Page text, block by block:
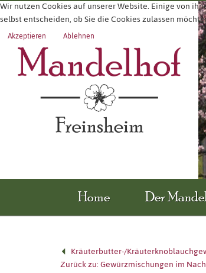
Home Der
Kräuterbutter-/
Zurück zu: Gewürzmischungen im
Wir nutzen Cookies auf unserer Website. Einige von
selbst entscheiden, ob Sie die Cookies zulassen
Akzeptieren Ablehnen